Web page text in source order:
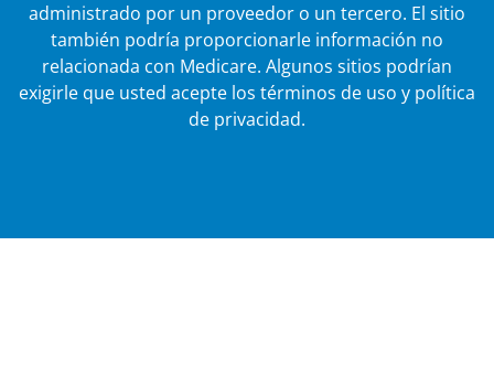
administrado por un proveedor o un tercero. El sitio
también podría proporcionarle información no
relacionada con Medicare. Algunos sitios podrían
exigirle que usted acepte los términos de uso y política
de privacidad.